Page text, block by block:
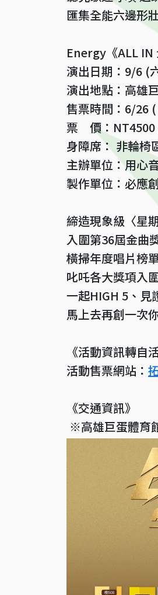
匯集全能六邊形
Energy《ALL IN
演出日期：9/6 (
演出地點：高雄
售票時間：6/26
票 價：NT4500
身障席： 非輪椅
主辦單位：用心
製作單位：必應
締造現象級〈星
入圍第36屆金曲
橫掃年度唱片榜
叱吒各大獎項入
一起HIGH 5、
馬上去再創一次
《活動資訊轉自
活動售票網站：
《交通資訊》
※高雄巨蛋體育